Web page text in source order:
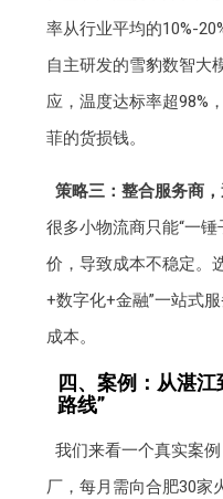
率从行业平均的10%-
自主研发的雪豹数智大
应，温度达标率超98%
菲的货损钱。
策略三：整合服务商，
很多小物流商只能“一
价，导致成本不稳定。
+数字化+金融”一站式
成本。
四、案例：从湛
路线”
我们来看一个真实案
厂，每月需向合肥30家